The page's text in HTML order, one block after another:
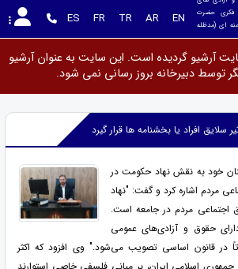
EN
AR
TR
FR
ES
آرشیو گردیده است. این سایت به عنوان آرشیو
توسط دبیرخانه بروز رسانی نمی شود.
افراد یا بخشنامه ها قرار گیرد
خود به نقش نهاد حکومت در
مردم اشاره کرد و گفت: "نهاد
اجتماعی مردم در جامعه است.
حقوق و آزادی‌های عمومی
در قانون اساسی تصویب می‌شود." وی افزود که اکثر